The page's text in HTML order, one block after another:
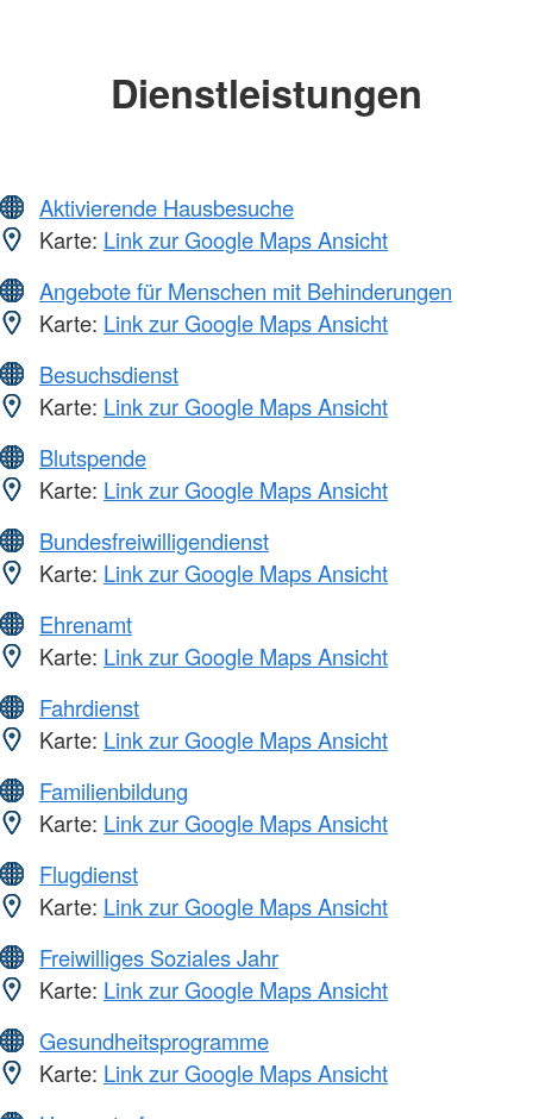
Dienstleistungen
Aktivierende Hausbesuche
Karte: Link zur Google Maps Ansicht
Angebote für Menschen mit Behinderungen
Karte: Link zur Google Maps Ansicht
Besuchsdienst
Karte: Link zur Google Maps Ansicht
Blutspende
Karte: Link zur Google Maps Ansicht
Bundesfreiwilligendienst
Karte: Link zur Google Maps Ansicht
Ehrenamt
Karte: Link zur Google Maps Ansicht
Fahrdienst
Karte: Link zur Google Maps Ansicht
Familienbildung
Karte: Link zur Google Maps Ansicht
Flugdienst
Karte: Link zur Google Maps Ansicht
Freiwilliges Soziales Jahr
Karte: Link zur Google Maps Ansicht
Gesundheitsprogramme
Karte: Link zur Google Maps Ansicht